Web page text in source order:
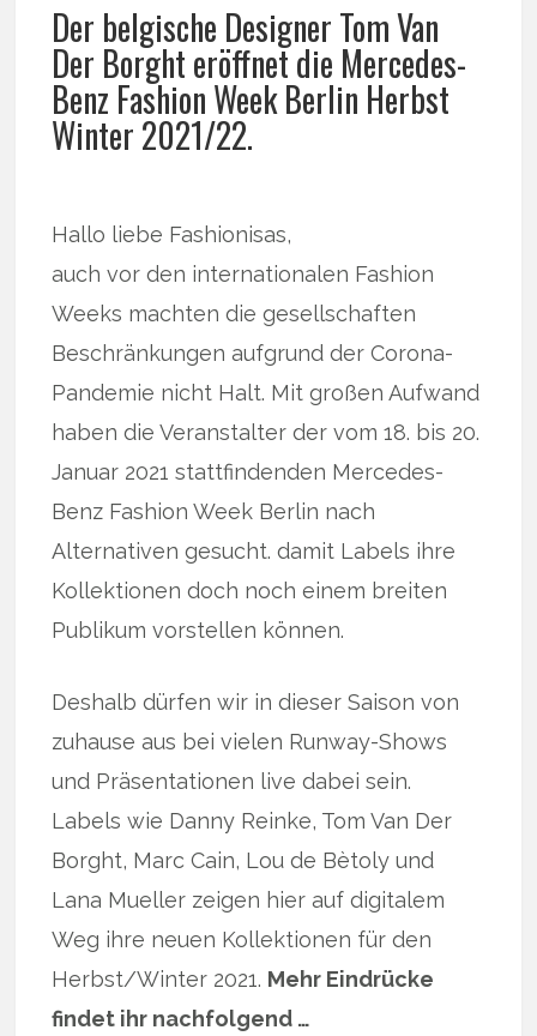
Der belgische Designer Tom Van
Der Borght eröffnet die Mercedes-
Benz Fashion Week Berlin Herbst
Winter 2021/22.
Hallo liebe Fashionisas,
auch vor den internationalen Fashion
Weeks machten die gesellschaften
Beschränkungen aufgrund der Corona-
Pandemie nicht Halt. Mit großen Aufwand
haben die Veranstalter der vom 18. bis 20.
Januar 2021 stattfindenden Mercedes-
Benz Fashion Week Berlin nach
Alternativen gesucht. damit Labels ihre
Kollektionen doch noch einem breiten
Publikum vorstellen können.
Deshalb dürfen wir in dieser Saison von
zuhause aus bei vielen Runway-Shows
und Präsentationen live dabei sein.
Labels wie Danny Reinke, Tom Van Der
Borght, Marc Cain, Lou de Bètoly und
Lana Mueller zeigen hier auf digitalem
Weg ihre neuen Kollektionen für den
Herbst/Winter 2021. Mehr Eindrücke
findet ihr nachfolgend …